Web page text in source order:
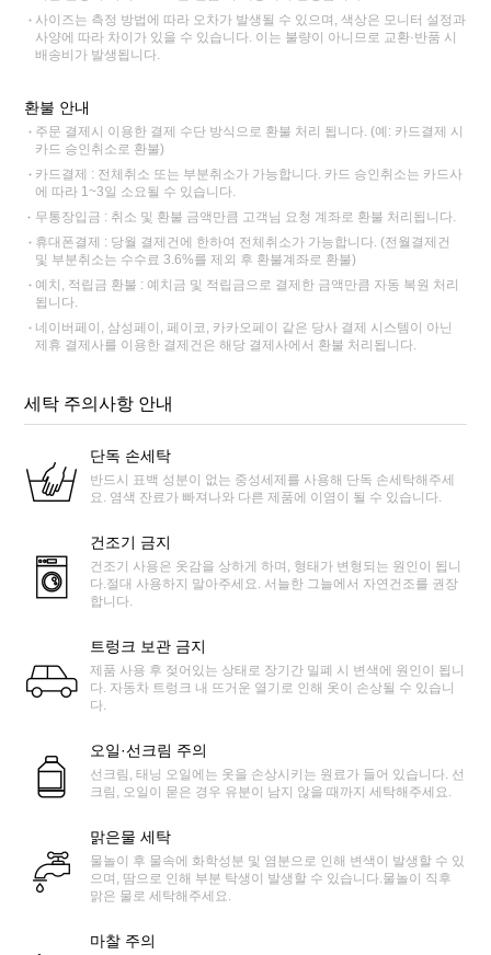
사이즈는 측정 방법에 따라 오차가 발생될 수 있으며, 색상은 모니터 설정과
사양에 따라 차이가 있을 수 있습니다. 이는 불량이 아니므로 교환·반품 시
배송비가 발생됩니다.
환불 안내
주문 결제시 이용한 결제 수단 방식으로 환불 처리 됩니다. (예: 카드결제 시
카드 승인취소로 환불)
카드결제 : 전체취소 또는 부분취소가 가능합니다. 카드 승인취소는 카드사
에 따라 1~3일 소요될 수 있습니다.
무통장입금 : 취소 및 환불 금액만큼 고객님 요청 계좌로 환불 처리됩니다.
휴대폰결제 : 당월 결제건에 한하여 전체취소가 가능합니다. (전월결제건
및 부분취소는 수수료 3.6%를 제외 후 환불계좌로 환불)
예치, 적립금 환불 : 예치금 및 적립금으로 결제한 금액만큼 자동 복원 처리
됩니다.
네이버페이, 삼성페이, 페이코, 카카오페이 같은 당사 결제 시스템이 아닌
제휴 결제사를 이용한 결제건은 해당 결제사에서 환불 처리됩니다.
세탁 주의사항 안내
단독 손세탁
반드시 표백 성분이 없는 중성세제를 사용해 단독 손세탁해주세
요. 염색 잔료가 빠져나와 다른 제품에 이염이 될 수 있습니다.
건조기 금지
건조기 사용은 옷감을 상하게 하며, 형태가 변형되는 원인이 됩니
다.절대 사용하지 말아주세요. 서늘한 그늘에서 자연건조를 권장
합니다.
트렁크 보관 금지
제품 사용 후 젖어있는 상태로 장기간 밀폐 시 변색에 원인이 됩니
다. 자동차 트렁크 내 뜨거운 열기로 인해 옷이 손상될 수 있습니
다.
오일·선크림 주의
선크림, 태닝 오일에는 옷을 손상시키는 원료가 들어 있습니다. 선
크림, 오일이 묻은 경우 유분이 남지 않을 때까지 세탁해주세요.
맑은물 세탁
물놀이 후 물속에 화학성분 및 염분으로 인해 변색이 발생할 수 있
으며, 땀으로 인해 부분 탁생이 발생할 수 있습니다.물놀이 직후
맑은 물로 세탁해주세요.
마찰 주의